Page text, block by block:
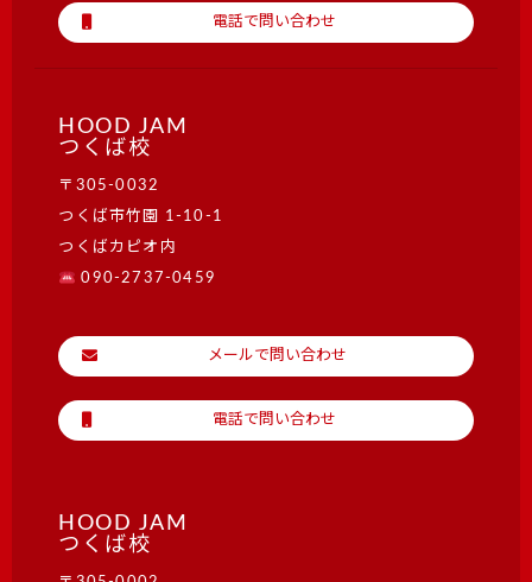
電話で問い合わせ
HOOD JAM
つくば校
〒305-0032
つくば市竹園 1-10-1
つくばカピオ内
090-2737-0459
メールで問い合わせ
電話で問い合わせ
HOOD JAM
つくば校